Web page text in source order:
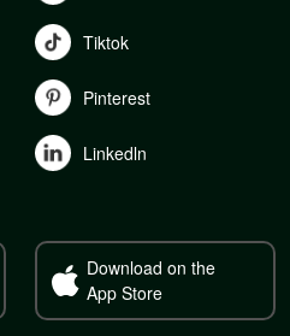
Tiktok
Pinterest
Linkedln
Download on the
App Store